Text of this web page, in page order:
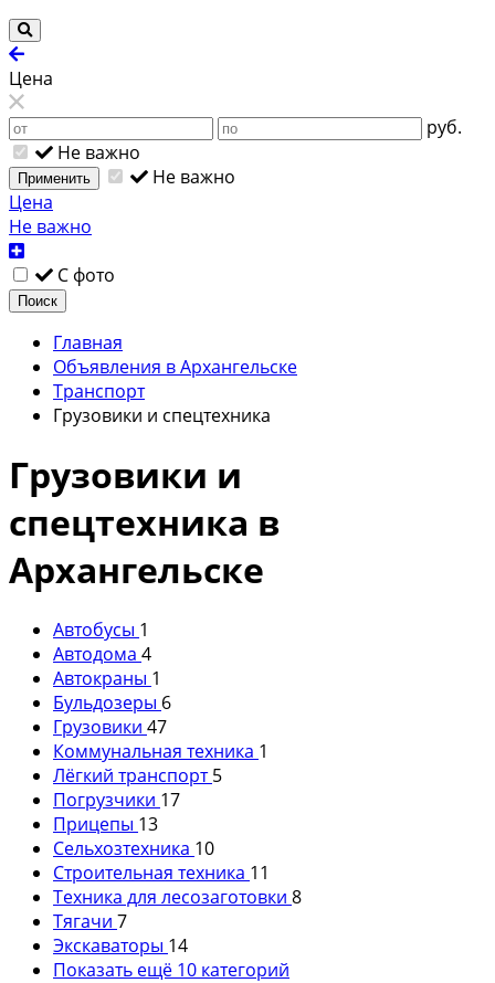
Цена
руб.
Не важно
Применить
Не важно
Цена
Не важно
С фото
Поиск
Главная
Объявления в Архангельске
Транспорт
Грузовики и спецтехника
Грузовики и
спецтехника в
Архангельске
Автобусы 1
Автодома 4
Автокраны 1
Бульдозеры 6
Грузовики 47
Коммунальная техника 1
Лёгкий транспорт 5
Погрузчики 17
Прицепы 13
Сельхозтехника 10
Строительная техника 11
Техника для лесозаготовки 8
Тягачи 7
Экскаваторы 14
Показать ещё 10 категорий